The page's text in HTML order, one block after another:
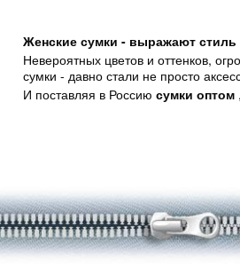
Женские сумки - выражают
Невероятных цветов и оттенков,
сумки - давно стали не просто
И поставляя в Россию сумки оптом